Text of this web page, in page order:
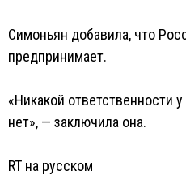
Симоньян добавила, что
предпринимает.
«Никакой ответственности
нет», — заключила она.
RT на русском